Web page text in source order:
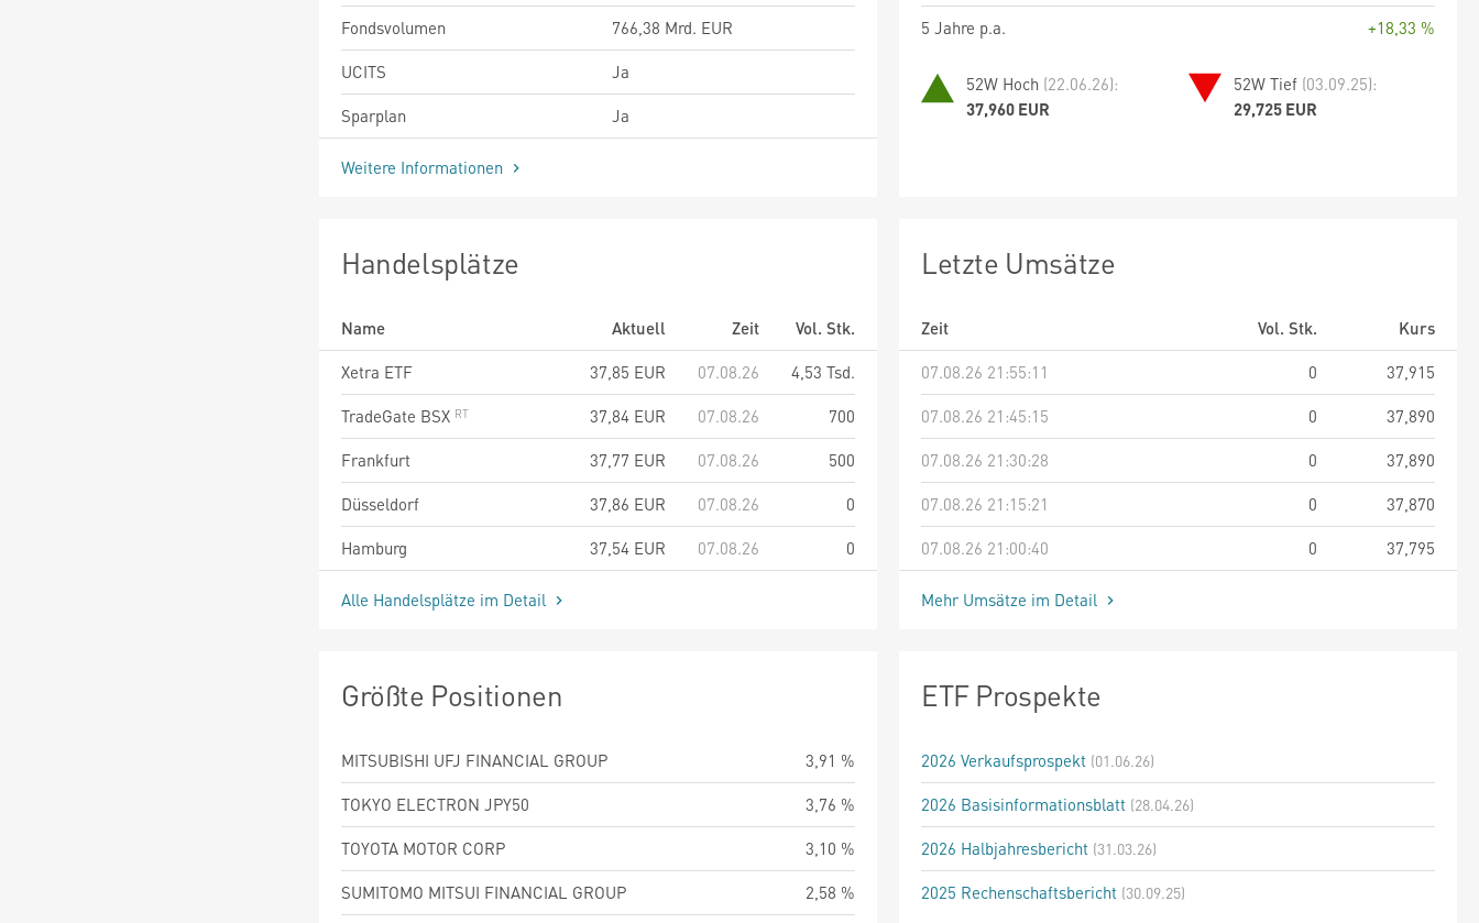
Fondsvolumen
766,38 Mrd. EUR
UCITS
Ja
Sparplan
Ja
Weitere Informationen
5 Jahre p.a.
+18,33 %
52W Hoch (22.06.26):
37,960 EUR
52W Tief (03.09.25):
29,725 EUR
Handelsplätze
Name Aktuell Zeit
Vol. Stk.
Xetra ETF
37,85 EUR 07.08.26
4,53 Tsd.
TradeGate BSX
37,84 EUR 07.08.26
700
Frankfurt
37,77 EUR 07.08.26
500
Düsseldorf
37,86 EUR 07.08.26
0
Hamburg
37,54 EUR 07.08.26 0
Alle Handelsplätze im Detail
Letzte Umsätze
Zeit Vol. Stk.
Kurs
07.08.26 21:55:11
0
37,915
07.08.26 21:45:15
0
37,890
07.08.26 21:30:28
0
37,890
07.08.26 21:15:21
0
37,870
07.08.26 21:00:40
0 37,795
Mehr Umsätze im Detail
Größte Positionen
MITSUBISHI UFJ FINANCIAL GROUP
3,91 %
TOKYO ELECTRON JPY50
3,76 %
TOYOTA MOTOR CORP
3,10 %
SUMITOMO MITSUI FINANCIAL GROUP
2,58 %
ETF Prospekte
2026 Verkaufsprospekt (01.06.26)
2026 Basisinformationsblatt (28.04.26)
2026 Halbjahresbericht (31.03.26)
2025 Rechenschaftsbericht (30.09.25)